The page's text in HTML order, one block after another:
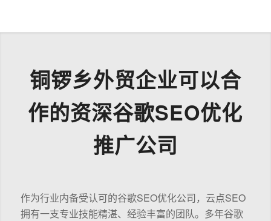
铜锣乡外贸企业可以合
作的资深谷歌SEO优化
推广公司
作为行业内备受认可的谷歌SEO优化公司，云点SEO
拥有一支专业技能精湛、经验丰富的团队。多年谷歌